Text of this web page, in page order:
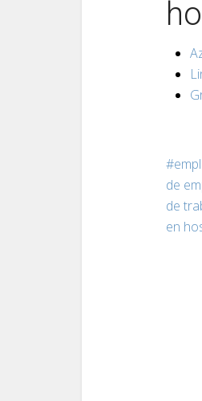
de
de
en